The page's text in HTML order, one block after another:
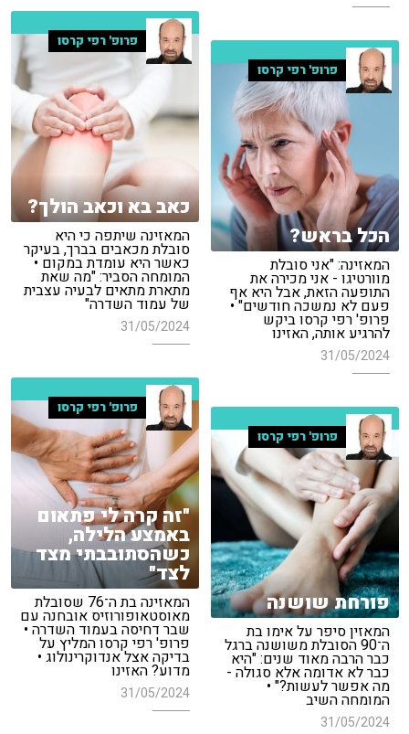
פרופ' רפי קרסו
כאב בא וכאב הולך?
המאזינה שיתפה כי היא
סובלת מכאבים בברך, בעיקר
כאשר היא עומדת במקום •
המומחה הסביר: "מה שאת
מתארת מתאים לבעיה עצבית
של עמוד השדרה"
31/05/2024
פרופ' רפי קרסו
הכל בראש?
המאזינה: "אני סובלת
מוורטיגו - אני מכירה את
התופעה הזאת, אבל היא אף
פעם לא נמשכה חודשים" •
פרופ' רפי קרסו ביקש
להרגיע אותה, האזינו
31/05/2024
פרופ' רפי קרסו
"זה קרה לי פתאום
באמצע הלילה,
כשהסתובבתי מצד
לצד"
המאזינה בת ה־76 שסובלת
מאוסטאופורוזיס אובחנה עם
שבר דחיסה בעמוד השדרה •
פרופ' רפי קרסו המליץ על
בדיקה אצל אנדוקרינולוג •
מדוע? האזינו
31/05/2024
פרופ' רפי קרסו
פורחת שושנה
המאזין סיפר על אימו בת
ה־90 הסובלת משושנה ברגל
כבר הרבה מאוד שנים: "היא
כבר לא אדומה אלא סגולה -
מה אפשר לעשות?" •
המומחה השיב
31/05/2024